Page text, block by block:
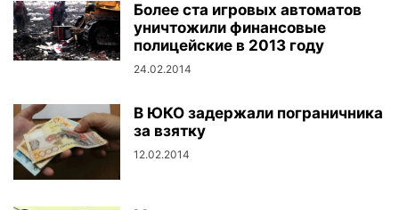
Более ста игровых автоматов
уничтожили финансовые
полицейские в 2013 году
24.02.2014
В ЮКО задержали пограничника
за взятку
12.02.2014